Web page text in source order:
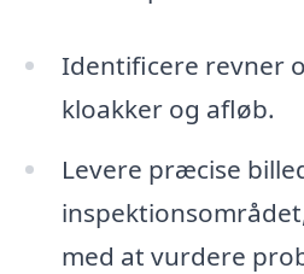
Identificere revner
kloakker og afløb.
Levere præcise
med at vurdere